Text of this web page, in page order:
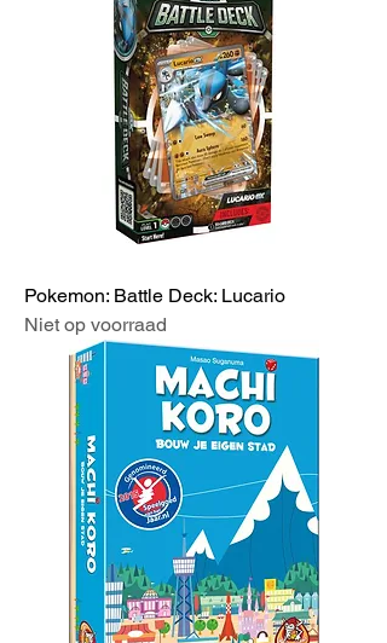
Pokemon: Battle Deck: Lucario
Niet op voorraad